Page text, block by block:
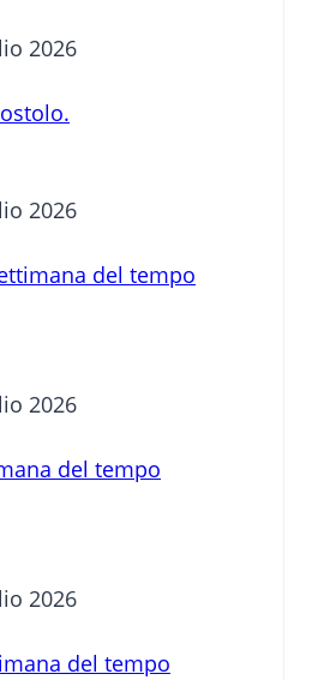
2026
2026
del tempo
2026
del tempo
2026
del tempo